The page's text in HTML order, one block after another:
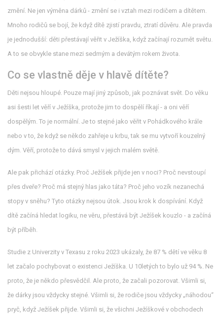
změní. Ne jen výměna dárků - změní se i vztah mezi rodičem a dítětem.
Mnoho rodičů se bojí, že když dítě zjistí pravdu, ztratí důvěru. Ale pravda
je jednodušší: děti přestávají věřit v Ježíška, když začínají rozumět světu.
A to se obvykle stane mezi sedmým a devátým rokem života.
Co se vlastně děje v hlavě dítěte?
Děti nejsou hloupé. Pouze mají jiný způsob, jak poznávat svět. Do věku
asi šesti let věří v Ježíška, protože jim to dospělí říkají - a oni věří
dospělým. To je normální. Je to stejné jako věřit v Pohádkového krále
nebo v to, že když se někdo zahřeje u krbu, tak se mu vytvoří kouzelný
dým. Věří, protože to dává smysl v jejich malém světě.
Ale pak přichází otázky. Proč Ježíšek přijde jen v noci? Proč nevstoupí
přes dveře? Proč má stejný hlas jako táta? Proč jeho vozík nezanechá
stopy v sněhu? Tyto otázky nejsou útok. Jsou krok k dospívání. Když
dítě začíná hledat logiku, ne věru, přestává být Ježíšek kouzlo - a začíná
být příběh.
Studie z Univerzity v Texasu z roku 2023 ukázaly, že 87 % dětí ve věku 8
let začalo pochybovat o existenci Ježíška. U 10letých to bylo už 94 %. Ne
proto, že je někdo přesvědčil. Ale proto, že začali pozorovat. Všimli si,
že dárky jsou vždycky stejné. Všimli si, že rodiče jsou vždycky „náhodou“
pryč, když Ježíšek přijde. Všimli si, že všichni Ježíškové v obchodech